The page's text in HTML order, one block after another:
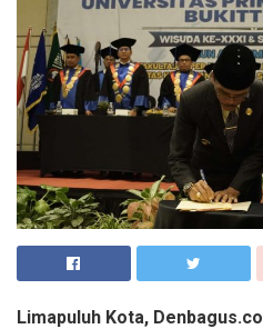
Limapuluh Kota, Denbagus.co